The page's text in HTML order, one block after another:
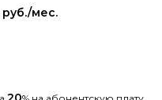
руб./мес.